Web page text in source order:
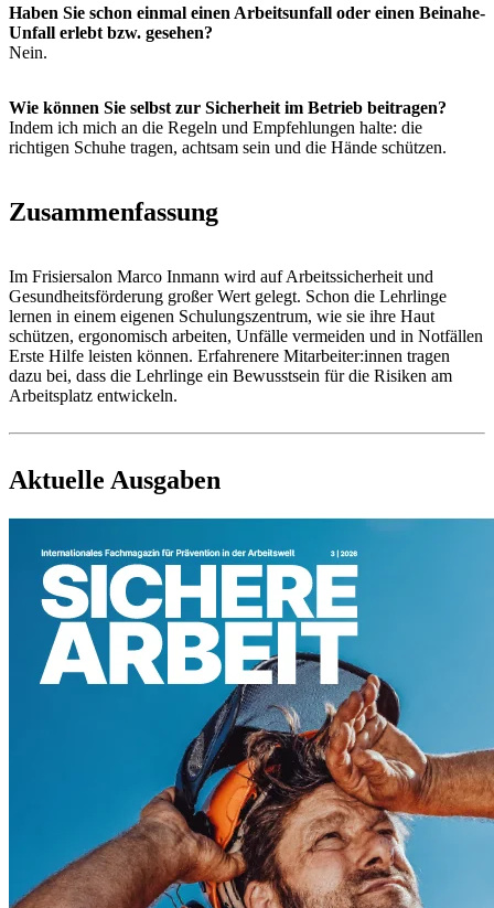
Haben Sie schon einmal einen Arbeitsunfall oder einen Beinahe-
Unfall erlebt bzw. gesehen?
Nein.
Wie können Sie selbst zur Sicherheit im Betrieb beitragen?
Indem ich mich an die Regeln und Empfehlungen halte: die
richtigen Schuhe tragen, achtsam sein und die Hände schützen.
Zusammenfassung
Im Frisiersalon Marco Inmann wird auf Arbeitssicherheit und
Gesundheitsförderung großer Wert gelegt. Schon die Lehrlinge
lernen in einem eigenen Schulungszentrum, wie sie ihre Haut
schützen, ergonomisch arbeiten, Unfälle vermeiden und in Notfällen
Erste Hilfe leisten können. Erfahrenere Mitarbeiter:innen tragen
dazu bei, dass die Lehrlinge ein Bewusstsein für die Risiken am
Arbeitsplatz entwickeln.
Aktuelle Ausgaben